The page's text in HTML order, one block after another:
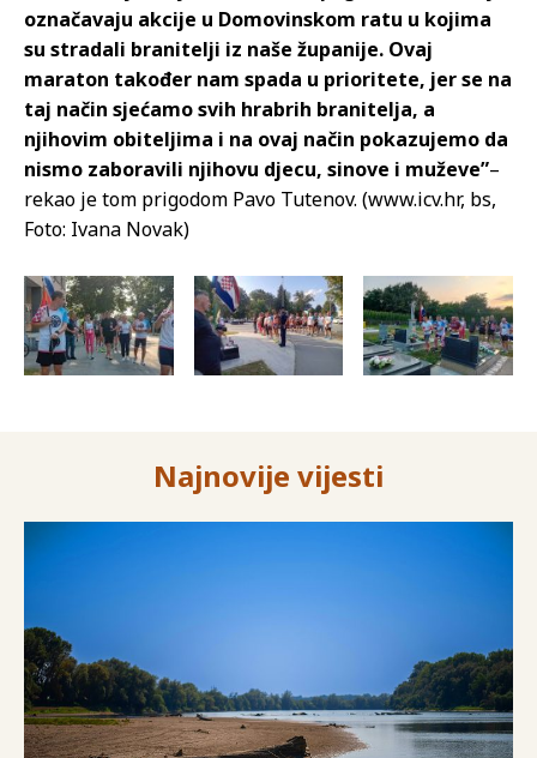
označavaju akcije u Domovinskom ratu u kojima
su stradali branitelji iz naše županije. Ovaj
maraton također nam spada u prioritete, jer se na
taj način sjećamo svih hrabrih branitelja, a
njihovim obiteljima i na ovaj način pokazujemo da
nismo zaboravili njihovu djecu, sinove i muževe”–
rekao je tom prigodom Pavo Tutenov. (www.icv.hr, bs,
Foto: Ivana Novak)
Najnovije vijesti